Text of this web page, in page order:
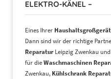
ELEKTRO-KÄNEL –
Eines Ihrer
Dann sind wir der richtige
Reparatur Leipzig Zwenkau
für dieWaschmaschinen
Zwenkau, Kühlschrank